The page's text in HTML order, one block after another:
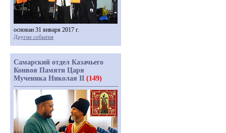
основан 31 января 2017 г.
Другие события
Самарский отдел Казачьего
Конвоя Памяти Царя
Мученика Николая II (149)